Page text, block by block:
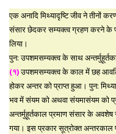
एक अनादि मिथ्यादृष्टि जीव ने तीनों
संसार छेदकर सम्यक्त्व ग्रहण करने के
लिया।
पुन: उपशमसम्यक्त्व के साथ
(१)उपशमसम्यक्त्व के काल में छह
होकर अन्तर को प्राप्त हुआ। पुन:
भव में संयम को अथवा संयमासंयम को
अन्तर्मुहूर्तकाल प्रमाण संसार के अवशेष
गया। इस प्रकार सूत्रोक्त अन्तरकाल